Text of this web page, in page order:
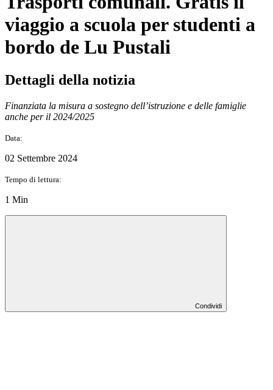
viaggio a scuola per studenti a
bordo de Lu Pustali
Dettagli della notizia
Finanziata la misura a sostegno dell’istruzione e delle famiglie
anche per il 2024/2025
Data:
02 Settembre 2024
Tempo di lettura:
1 Min
Condividi